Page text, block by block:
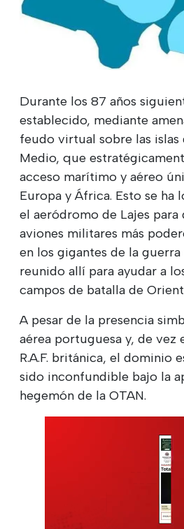
Durante los 87 años
establecido, mediante
feudo virtual sobre las
Medio, que
acceso marítimo y aéreo
Europa y África. Esto se ha
el aeródromo de Lajes para
aviones militares más
en los gigantes de la guerra
reunido allí para ayudar a
campos de batalla de
A pesar de la presencia
aérea portuguesa y, de vez
R.A.F. británica, el dominio
sido inconfundible bajo la
hegemón de la OTAN.